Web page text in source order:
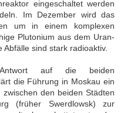
eingeschaltet werden
Im Dezember wird das
um in einem komplexen
Plutonium aus dem Uran-
sind stark radioaktiv.
auf die beiden
die Führung in Moskau ein
den beiden Städten
(früher Swerdlowsk) zur